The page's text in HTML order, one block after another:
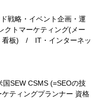
戦略・イベント企画・運
クトマーケティング(メー
看板) / IT・インターネッ
SEW CSMS (=SEOの技
ティングプランナー 資格